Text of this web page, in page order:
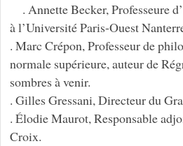
. Annette Becker, Professeure
à l’Université Paris-Ouest
. Marc Crépon, Professeur de
normale supérieure, auteur de
sombres à venir.
. Gilles Gressani, Directeur du
. Élodie Maurot, Responsable
Croix.